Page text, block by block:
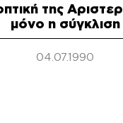
της
μόνο η σύγκλιση
04.07.1990